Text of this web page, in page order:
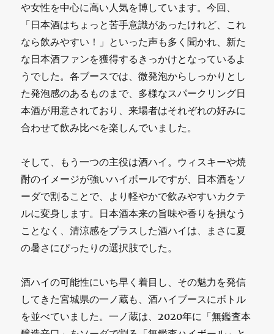
や女性を中心に高い人気を博しています。今回、
「日本酒はちょっと苦手意識があったけれど、これ
なら飲みやすい！」といった声も多く聞かれ、新た
な日本酒ファンを獲得するきっかけとなっているよ
うでした。各ブースでは、微発泡からしっかりとし
た発泡感のあるものまで、多様なスパークリング日
本酒が用意されており、来場者はそれぞれの好みに
合わせて飲み比べを楽しんでいました。
そして、もう一つの主役は酒ハイ。ウィスキーや焼
酎のイメージが強いハイボールですが、日本酒をソ
ーダで割ることで、より軽やかで飲みやすいカクテ
ルに変身します。日本酒本来の旨味や香りを損なう
ことなく、清涼感をプラスした酒ハイは、まさに夏
の暑さにぴったりの選択肢でした。
酒ハイの可能性にいち早く着目し、その魅力を発信
してきた宮城県の一ノ蔵も、酒ハイブースにボトル
を並べていました。一ノ蔵は、2020年に「無鑑査本